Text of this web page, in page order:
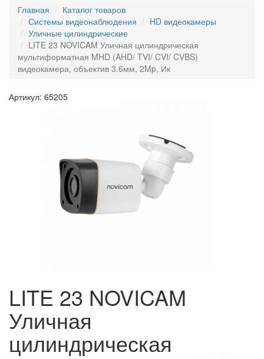
Главная
Каталог товаров
Системы видеонаблюдения
HD видеокамеры
Уличные цилиндрические
LITE 23 NOVICAM Уличная цилиндрическая
мультиформатная MHD (AHD/ TVI/ CVI/ CVBS)
видеокамера, объектив 3.6мм, 2Mp, Ик
Артикул: 65205
LITE 23 NOVICAM
Уличная
цилиндрическая